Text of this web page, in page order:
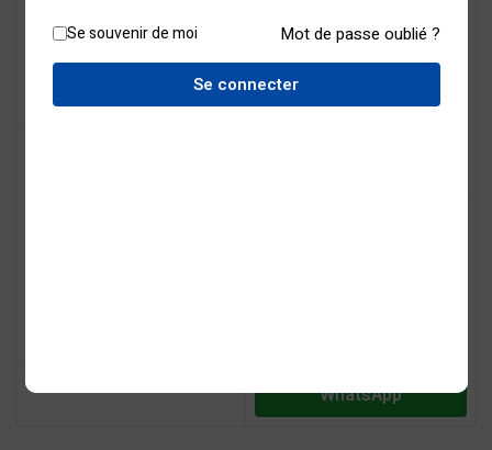
WhatsApp
Se souvenir de moi Mot de passe oublié ?
Se connecter